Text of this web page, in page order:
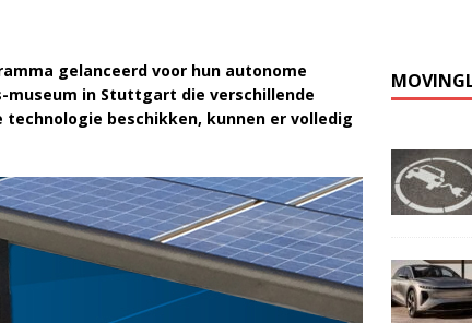
gelanceerd voor hun autonome
in Stuttgart die verschillende
beschikken, kunnen er volledig